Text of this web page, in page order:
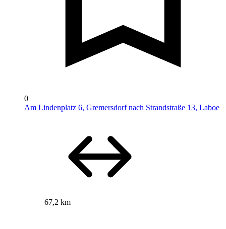
0
Am Lindenplatz 6, Gremersdorf nach Strandstraße 13, Laboe
67,2 km